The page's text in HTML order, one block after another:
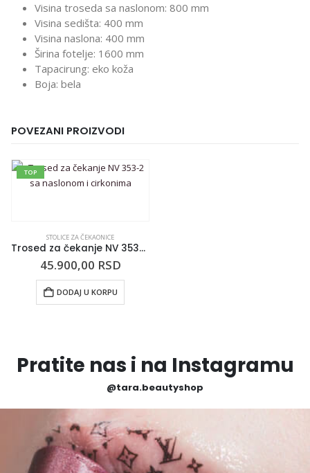
Visina troseda sa naslonom: 800 mm
Visina sedišta: 400 mm
Visina naslona: 400 mm
Širina fotelje: 1600 mm
Tapacirung: eko koža
Boja: bela
POVEZANI PROIZVODI
TOP
STOLICE ZA ČEKAONICE
Trosed za čekanje NV 353-2 sa naslonom i cirkonima
45.900,00 RSD
DODAJ U KORPU
Pratite nas i na Instagramu
@tara.beautyshop